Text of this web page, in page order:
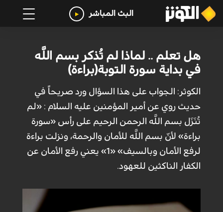
البث المباشر
هل تعلم .. لماذا لم تُذكر بسم اللَّه
في بداية سورة التوبة(براءة)
الكوثر: الجواب على‏ هذا السؤال ورد صريحاً في
حديث روي عن أمير المؤمنين عليه السلام : «لم
تُنَزَل بسم اللَّه الرحمن الرحيم على‏ رأس «سورة
براءة» لأنّ بسم اللَّه للأمان والرحمة، ونزلت‏ براءة
لرفع الأمان وبالسيف» «1» يعني رفع الأمان عن
الكفار الناكثين للعهود.